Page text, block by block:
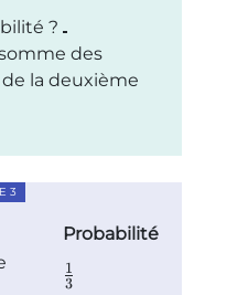
?
des
la deuxième
Probabilité
3
1